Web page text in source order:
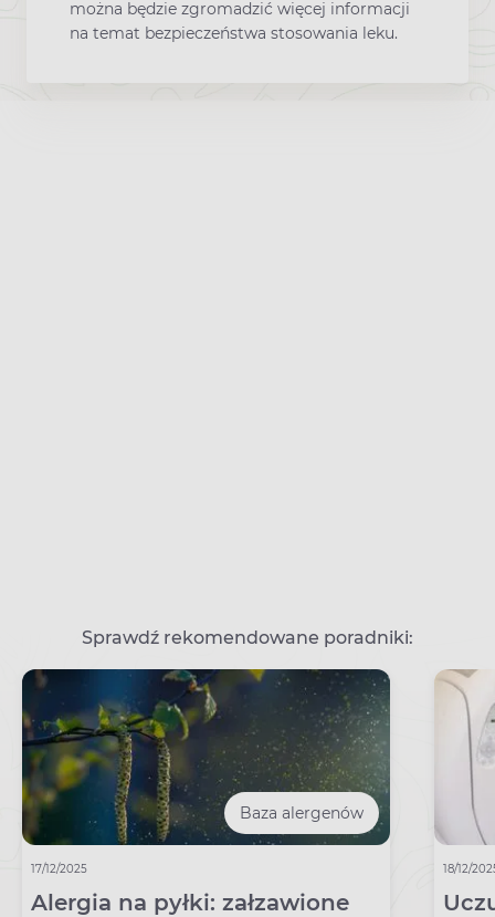
można będzie zgromadzić więcej informacji
na temat bezpieczeństwa stosowania leku.
Sprawdź rekomendowane poradniki:
Baza alergenów
17/12/2025
Alergia na pyłki: załzawione
18/12/